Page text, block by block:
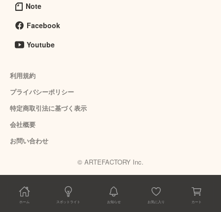
ホーム スポットライト お知らせ お気に入り カート
Note
Facebook
Youtube
利用規約
プライバシーポリシー
特定商取引法に基づく表示
会社概要
お問い合わせ
© ARTEFACTORY Inc.